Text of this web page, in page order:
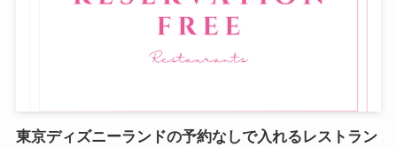
東京ディズニーランドの予約なしで入れるレストラン